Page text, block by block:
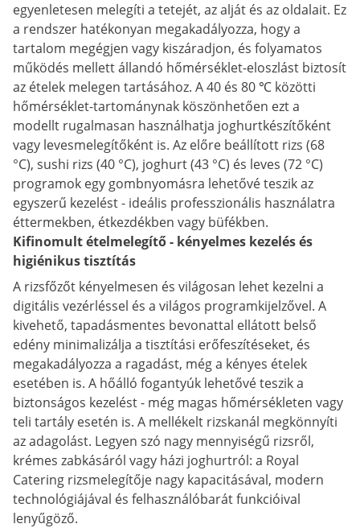
egyenletesen melegíti a tetejét, az alját és az oldalait. Ez
a rendszer hatékonyan megakadályozza, hogy a
tartalom megégjen vagy kiszáradjon, és folyamatos
működés mellett állandó hőmérséklet-eloszlást biztosít
az ételek melegen tartásához. A 40 és 80 ℃ közötti
hőmérséklet-tartománynak köszönhetően ezt a
modellt rugalmasan használhatja joghurtkészítőként
vagy levesmelegítőként is. Az előre beállított rizs (68
°C), sushi rizs (40 °C), joghurt (43 °C) és leves (72 °C)
programok egy gombnyomásra lehetővé teszik az
egyszerű kezelést - ideális professzionális használatra
éttermekben, étkezdékben vagy büfékben.
Kifinomult ételmelegítő - kényelmes kezelés és
higiénikus tisztítás
A rizsfőzőt kényelmesen és világosan lehet kezelni a
digitális vezérléssel és a világos programkijelzővel. A
kivehető, tapadásmentes bevonattal ellátott belső
edény minimalizálja a tisztítási erőfeszítéseket, és
megakadályozza a ragadást, még a kényes ételek
esetében is. A hőálló fogantyúk lehetővé teszik a
biztonságos kezelést - még magas hőmérsékleten vagy
teli tartály esetén is. A mellékelt rizskanál megkönnyíti
az adagolást. Legyen szó nagy mennyiségű rizsről,
krémes zabkásáról vagy házi joghurtról: a Royal
Catering rizsmelegítője nagy kapacitásával, modern
technológiájával és felhasználóbarát funkcióival
lenyűgöző.